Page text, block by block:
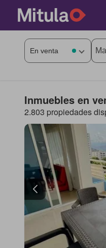
Inmuebles en
2.803 propiedades